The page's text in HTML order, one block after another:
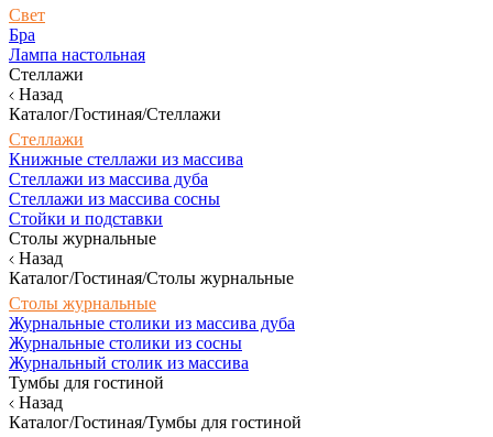
Свет
Бра
Лампа настольная
Стеллажи
Назад
Каталог/Гостиная/Стеллажи
Стеллажи
Книжные стеллажи из массива
Стеллажи из массива дуба
Стеллажи из массива сосны
Стойки и подставки
Столы журнальные
Назад
Каталог/Гостиная/Столы журнальные
Столы журнальные
Журнальные столики из массива дуба
Журнальные столики из сосны
Журнальный столик из массива
Тумбы для гостиной
Назад
Каталог/Гостиная/Тумбы для гостиной